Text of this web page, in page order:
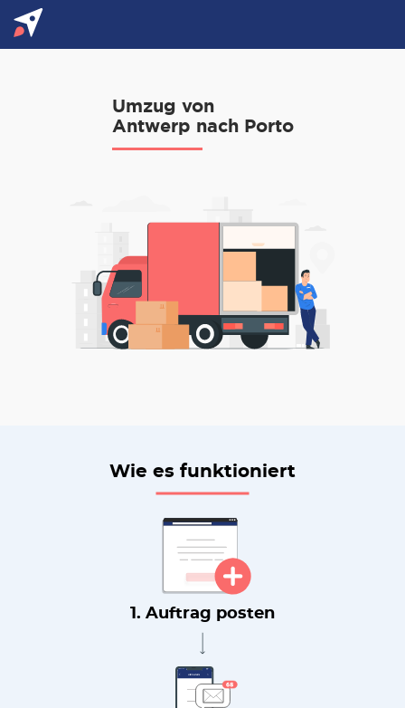
Umzug von
Antwerp nach Porto
Wie es funktioniert
1. Auftrag posten